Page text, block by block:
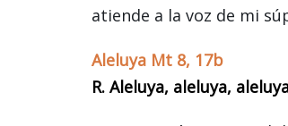
atiende a la voz de mi
Aleluya Mt 8, 17b
R. Aleluya, aleluya,